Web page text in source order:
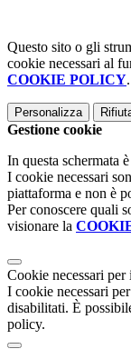
Questo sito o gli
cookie necessari al
COOKIE POLICY.
Personalizza
Gestione cookie
In questa schermata
I cookie necessari
piattaforma e non è
Per conoscere quali
visionare la
Cookie necessari
I cookie necessari
disabilitati. È
policy.